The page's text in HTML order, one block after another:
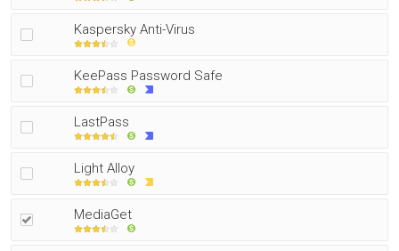
Kaspersky Anti-Virus
KeePass Password Safe
LastPass
Light Alloy
MediaGet